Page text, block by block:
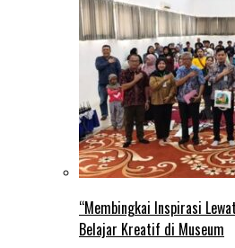
“Membingkai Inspirasi
Belajar Kreatif di Museum